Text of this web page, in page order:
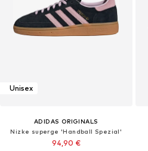
Unisex
ADIDAS ORIGINALS
Nizke superge 'Handball Spezial'
94,90 €